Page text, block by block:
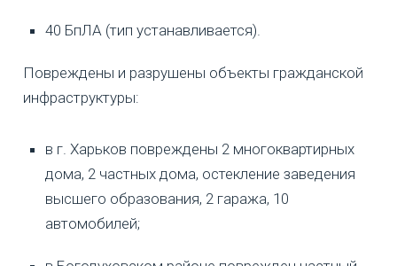
40 БпЛА (тип устанавливается).
Повреждены и разрушены объекты гражданской
инфраструктуры:
в г. Харьков повреждены 2 многоквартирных
дома, 2 частных дома, остекление заведения
высшего образования, 2 гаража, 10
автомобилей;